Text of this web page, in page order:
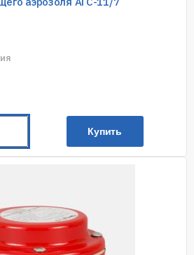
Купить